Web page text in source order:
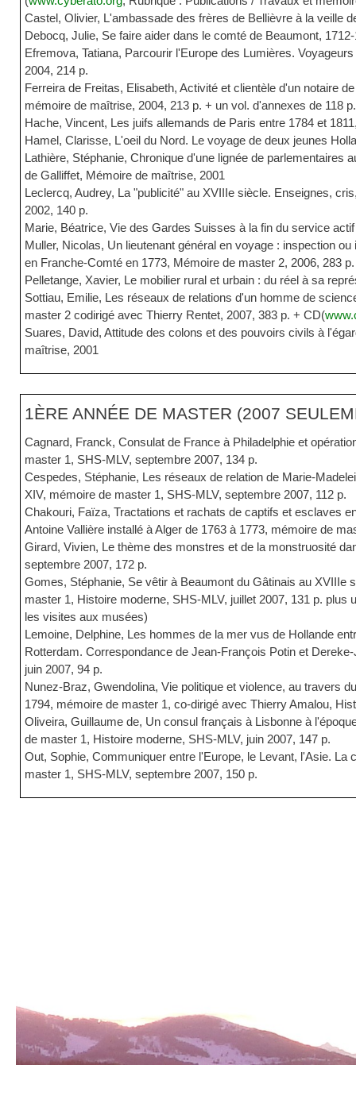
Castel, Olivier, L'ambassade des frères de Bellièvre à la veille
Debocq, Julie, Se faire aider dans le comté de Beaumont,
Efremova, Tatiana, Parcourir l'Europe des Lumières.
2004, 214 p.
Ferreira de Freitas, Elisabeth, Activité et clientèle d'un notaire
mémoire de maîtrise, 2004, 213 p. + un vol. d'annexes de 118
Hache, Vincent, Les juifs allemands de Paris entre 1784 et
Hamel, Clarisse, L'oeil du Nord. Le voyage de deux jeunes
Lathière, Stéphanie, Chronique d'une lignée de
de Galliffet, Mémoire de maîtrise, 2001
Leclercq, Audrey, La "publicité" au XVIIIe siècle. Enseignes,
2002, 140 p.
Marie, Béatrice, Vie des Gardes Suisses à la fin du service
Muller, Nicolas, Un lieutenant général en voyage : inspection
en Franche-Comté en 1773, Mémoire de master 2, 2006, 283
Pelletange, Xavier, Le mobilier rural et urbain : du réel à sa
Sottiau, Emilie, Les réseaux de relations d'un homme de
master 2 codirigé avec Thierry Rentet, 2007, 383 p. + CD(
Suares, David, Attitude des colons et des pouvoirs civils à
maîtrise, 2001
1ÈRE ANNÉE DE MASTER (2007
Cagnard, Franck, Consulat de France à Philadelphie et
master 1, SHS-MLV, septembre 2007, 134 p.
Cespedes, Stéphanie, Les réseaux de relation de Marie-
XIV, mémoire de master 1, SHS-MLV, septembre 2007, 112 p.
Chakouri, Faïza, Tractations et rachats de captifs et esclaves
Antoine Vallière installé à Alger de 1763 à 1773, mémoire de
Girard, Vivien, Le thème des monstres et de la monstruosité
septembre 2007, 172 p.
Gomes, Stéphanie, Se vêtir à Beaumont du Gâtinais au
master 1, Histoire moderne, SHS-MLV, juillet 2007, 131 p.
les visites aux musées)
Lemoine, Delphine, Les hommes de la mer vus de Hollande
Rotterdam. Correspondance de Jean-François Potin et
juin 2007, 94 p.
Nunez-Braz, Gwendolina, Vie politique et violence, au travers
1794, mémoire de master 1, co-dirigé avec Thierry Amalou,
Oliveira, Guillaume de, Un consul français à Lisbonne à
de master 1, Histoire moderne, SHS-MLV, juin 2007, 147 p.
Out, Sophie, Communiquer entre l'Europe, le Levant, l'Asie.
master 1, SHS-MLV, septembre 2007, 150 p.